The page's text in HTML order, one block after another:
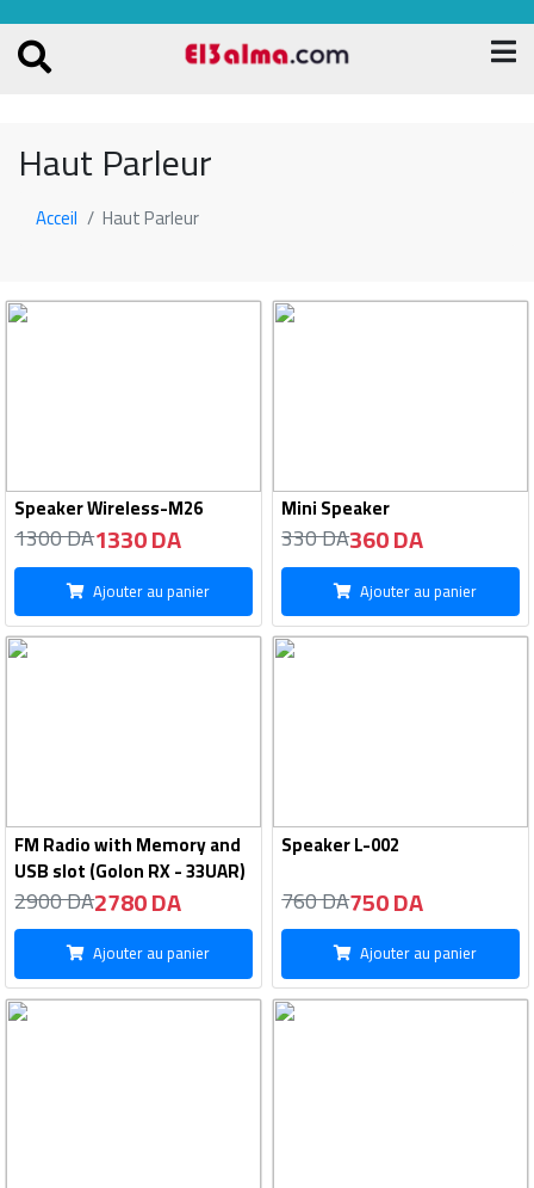
Haut Parleur
Acceil Haut Parleur
Speaker Wireless-M26
1300 DA1330 DA
Ajouter au panier
Mini Speaker
330 DA360 DA
Ajouter au panier
FM Radio with Memory and
USB slot (Golon RX - 33UAR)
2900 DA2780 DA
Ajouter au panier
Speaker L-002
760 DA750 DA
Ajouter au panier